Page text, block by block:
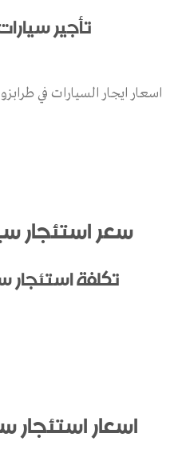
تأجير
اسعار ايجار السيارات في
سعر استئجار
تكلفة
اسعار استئجار